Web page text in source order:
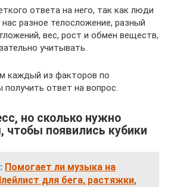
ответа на него, так как люди
разное телосложение, разный
вес, рост и обмен веществ,
учитывать.
каждый из факторов по
ответ на вопрос.
но сколько нужно
чтобы появились кубики
Помогает ли музыка на
для бега, растяжки,